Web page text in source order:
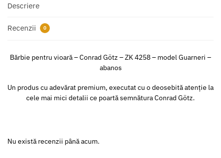
Descriere
Recenzii 0
Bărbie pentru vioară – Conrad Götz – ZK 4258 – model Guarneri –
abanos
Un produs cu adevărat premium, executat cu o deosebită atenție la
cele mai mici detalii ce poartă semnătura Conrad Götz.
Nu există recenzii până acum.